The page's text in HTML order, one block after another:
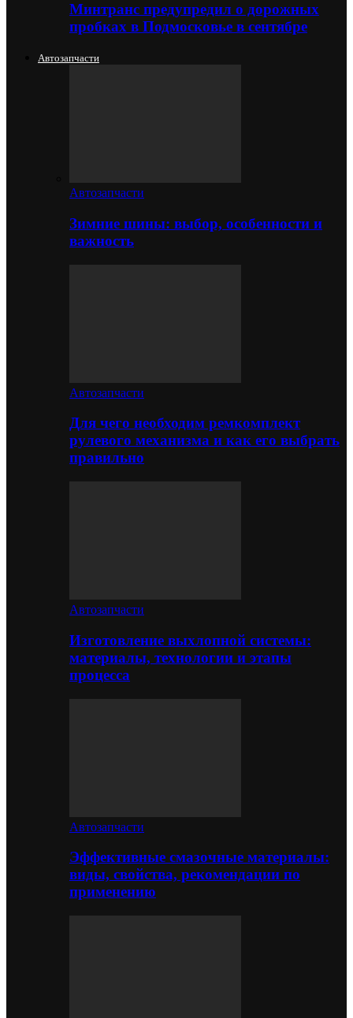
Минтранс предупредил о дорожных
пробках в Подмосковье в сентябре
Автозапчасти
Автозапчасти
Зимние шины: выбор, особенности и
важность
Автозапчасти
Для чего необходим ремкомплект
рулевого механизма и как его выбрать
правильно
Автозапчасти
Изготовление выхлопной системы:
материалы, технологии и этапы
процесса
Автозапчасти
Эффективные смазочные материалы:
виды, свойства, рекомендации по
применению